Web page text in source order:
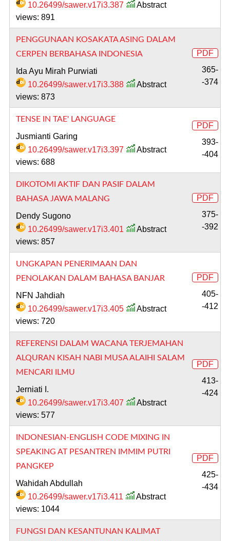
10.26499/sawer.v17i3.387
Abstract
views: 891
PENGGUNAAN KOSAKATA ASING DALAM
CERPEN BERBAHASA INDONESIA
Ida Ayu Mirah Purwiati
10.26499/sawer.v17i3.388
Abstract
views: 873
PDF
365-
-374
TENSE IN TAE' LANGUAGE
Jusmianti Garing
10.26499/sawer.v17i3.397
Abstract
views: 688
PDF
393-
-404
DIKOTOMI AKTIF DAN PASIF DALAM
BAHASA JAWA MALANG
Dendy Sugono
10.26499/sawer.v17i3.401
Abstract
views: 857
PDF
375-
-392
UNGKAPAN PENERIMAAN DAN
PENOLAKAN DALAM BAHASA BANJAR
NFN Jahdiah
10.26499/sawer.v17i3.405
Abstract
views: 720
PDF
405-
-412
REFERENSI DALAM WACANA TERJEMAHAN
ALQURAN KISAH NABI MUSA ALAIHI SALAM
MENCARI ILMU
Jerniati I.
10.26499/sawer.v17i3.407
Abstract
views: 577
PDF
413-
-424
INDONESIAN-ENGLISH CODE MIXING IN
SPEAKING AT PESANTREN IMMIM PUTRI
PANGKEP
Wahidah Abdullah
10.26499/sawer.v17i3.411
Abstract
views: 1044
PDF
425-
-434
FUNGSI DAN KESANTUNAN KALIMAT